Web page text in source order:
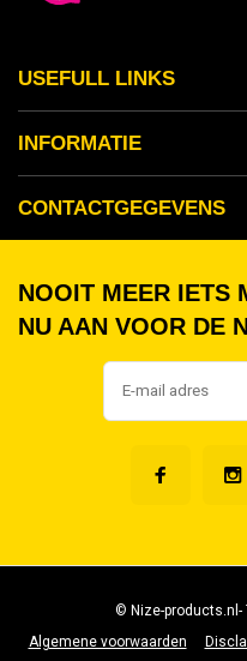
USEFULL LINKS
INFORMATIE
CONTACTGEGEVENS
NOOIT MEER IETS
NU AAN VOOR DE
Algemene voorwaarden
© Nize-products.nl-